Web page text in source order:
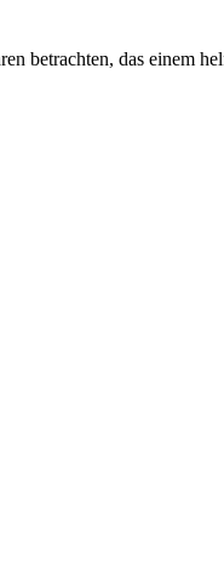
betrachten, das einem